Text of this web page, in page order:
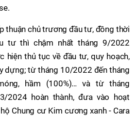
thuận chủ trương đầu tư, đồng thời
tư thì chậm nhất tháng 9/2022
hiện thủ tục về đầu tư, quy hoạch,
dựng; từ tháng 10/2022 đến tháng
hầm (100%)… và từ tháng
2024 hoàn thành, đưa vào hoạt
Chung cư Kim cương xanh - Cara